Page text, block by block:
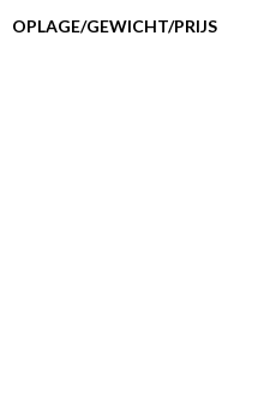
OPLAGE/GEWICHT/PRIJS